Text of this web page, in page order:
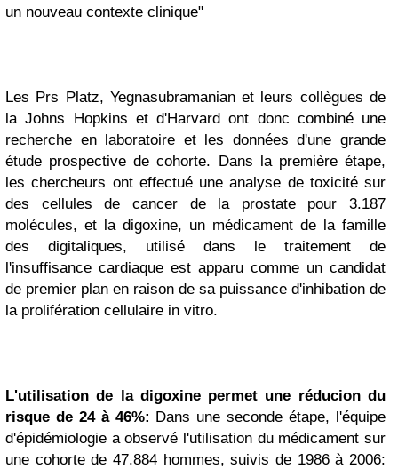
un nouveau contexte clinique"
Les Prs Platz, Yegnasubramanian et leurs collègues de
la Johns Hopkins et d'Harvard ont donc combiné une
recherche en laboratoire et les données d'une grande
étude prospective de cohorte. Dans la première étape,
les chercheurs ont effectué une analyse de toxicité sur
des cellules de cancer de la prostate pour 3.187
molécules, et la digoxine, un médicament de la famille
des digitaliques, utilisé dans le traitement de
l'insuffisance cardiaque est apparu comme un candidat
de premier plan en raison de sa puissance d'inhibation de
la prolifération cellulaire in vitro.
L'utilisation de la digoxine permet une réducion du
risque de 24 à 46%: Dans une seconde étape, l'équipe
d'épidémiologie a observé l'utilisation du médicament sur
une cohorte de 47.884 hommes, suivis de 1986 à 2006: